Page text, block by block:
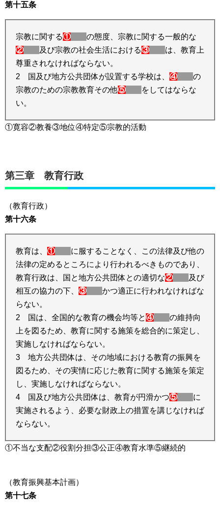
第十五条
宗教に関する①
の態度、宗教に関する一般的な
②
及び宗教の社会生活における③
は、教育上
尊重されなければならない。
2 国及び地方公共団体が設置する学校は、 ④
の
宗教のための宗教教育その他⑤
をしてはならな
い。
①寛容②教養③地位④特定⑤宗教的活動
第三章 教育行政
（教育行政）
第十六条
教育は、 ①
に服することなく、この法律及び他の
法律の定めるところにより行われるべきものであり、
教育行政は、国と地方公共団体との適切な②
及び
相互の協力の下、 ③
かつ適正に行われなければな
らない。
2 国は、全国的な教育の機会均等と④
の維持向
上を図るため、教育に関する施策を総合的に策定し、
実施しなければならない。
3 地方公共団体は、その地域における教育の振興を
図るため、その実情に応じた教育に関する施策を策定
し、実施しなければならない。
4 国及び地方公共団体は、教育が円滑かつ⑤
に
実施されるよう、必要な財政上の措置を講じなければ
ならない。
①不当な支配②役割分担③公正④教育水準⑤継続的
（教育振興基本計画）
第十七条